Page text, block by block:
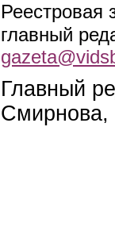
Реестровая
главный
Главный
Смирнова,